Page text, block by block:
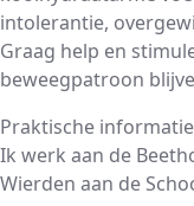
intolerantie,
Graag help en
beweegpatroon
Praktische
Ik werk aan de
Wierden aan de